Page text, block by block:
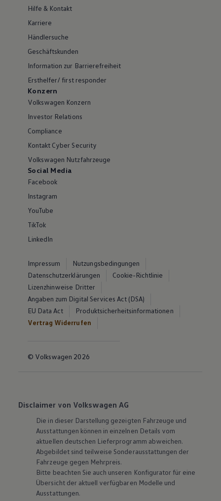
Hilfe & Kontakt
Karriere
Händlersuche
Geschäftskunden
Information zur Barrierefreiheit
Ersthelfer/ first responder
Konzern
Volkswagen Konzern
Investor Relations
Compliance
Kontakt Cyber Security
Volkswagen Nutzfahrzeuge
Social Media
Facebook
Instagram
YouTube
TikTok
LinkedIn
Impressum
Nutzungsbedingungen
Datenschutzerklärungen
Cookie-Richtlinie
Lizenzhinweise Dritter
Angaben zum Digital Services Act (DSA)
EU Data Act
Produktsicherheitsinformationen
Vertrag Widerrufen
© Volkswagen 2026
Disclaimer von Volkswagen AG
Die in dieser Darstellung gezeigten Fahrzeuge und
Ausstattungen können in einzelnen Details vom
aktuellen deutschen Lieferprogramm abweichen.
Abgebildet sind teilweise Sonderausstattungen der
Fahrzeuge gegen Mehrpreis.
Bitte beachten Sie auch unseren Konfigurator für eine
Übersicht der aktuell verfügbaren Modelle und
Ausstattungen.